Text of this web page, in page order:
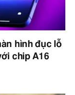
hình đục lỗ
chip A16